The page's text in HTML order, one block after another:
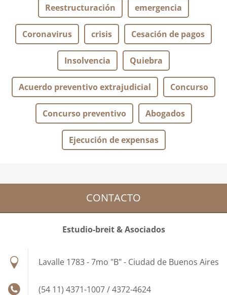
Reestructuración emergencia
Coronavirus crisis Cesación de pagos
Insolvencia Quiebra
Acuerdo preventivo extrajudicial Concurso
Concurso preventivo Abogados
Ejecución de expensas
CONTACTO
Estudio-breit & Asociados
Lavalle 1783 - 7mo "B" - Ciudad de Buenos Aires
(54 11) 4371-1007 / 4372-4624